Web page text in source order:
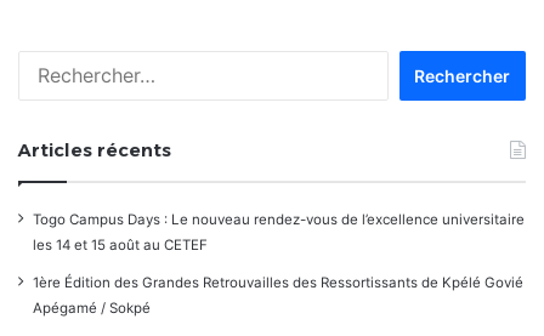
Articles récents
Togo Campus Days : Le nouveau rendez-vous de l’excellence universitaire
les 14 et 15 août au CETEF
1ère Édition des Grandes Retrouvailles des Ressortissants de Kpélé Govié
Apégamé / Sokpé